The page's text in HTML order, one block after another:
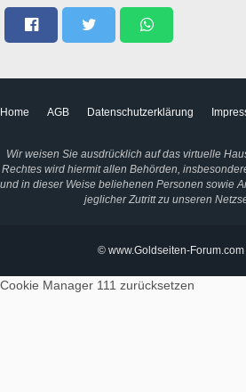
Home AGB Datenschutzerklärung
Wir weisen Sie ausdrücklich auf das virtuelle
Rechtes wird hiermit allen Behörden,
und in dieser Weise beliehenen Personen sowie
jeglicher Zutritt zu unseren
© www.Goldseiten-
Cookie Manager 111 zurücksetzen